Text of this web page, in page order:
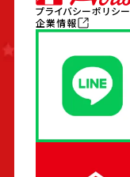
プライバシーポリシー
企業情報